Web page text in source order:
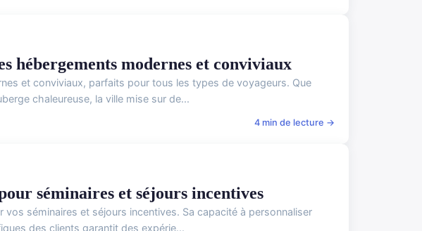
hébergements modernes et conviviaux
et conviviaux, parfaits pour tous les types de voyageurs. Que
chaleureuse, la ville mise sur de...
4 min de lecture →
séminaires et séjours incentives
séminaires et séjours incentives. Sa capacité à personnaliser
des clients garantit des expérie...